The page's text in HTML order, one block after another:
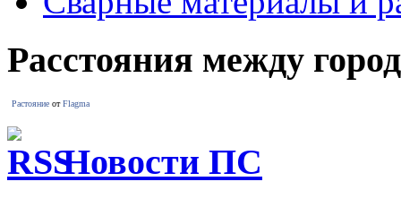
Расстояния между
Растояние отFlagma
Новости ПС